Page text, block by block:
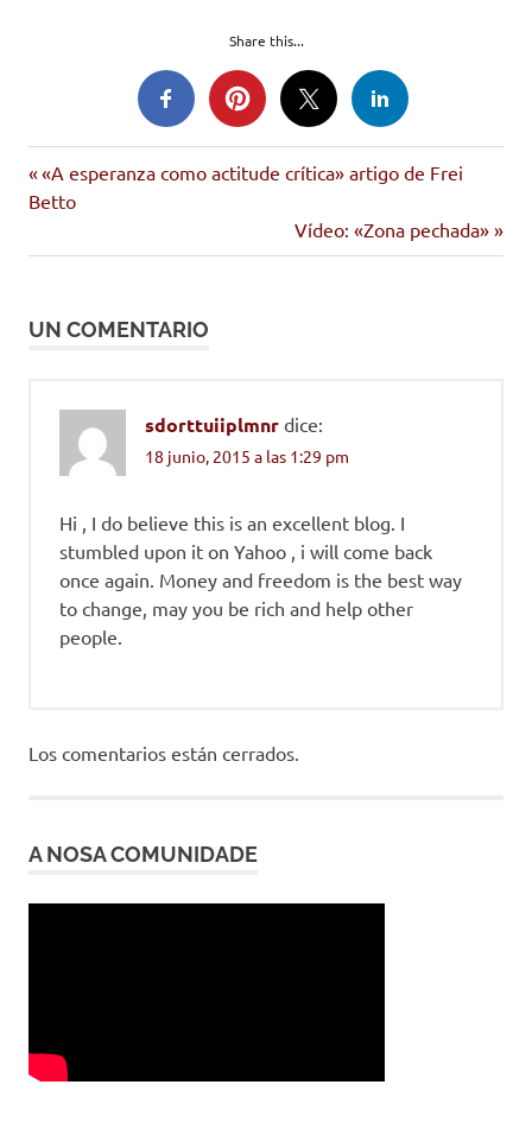
Share this...
Navegación
Entrada
anterior:
«A esperanza como actitude crítica» artigo de Frei
Betto
Siguiente
entrada:
Vídeo: «Zona pechada»
UN COMENTARIO
sdorttuiiplmnr dice:
18 junio, 2015 a las 1:29 pm
Hi , I do believe this is an excellent blog. I
stumbled upon it on Yahoo , i will come back
once again. Money and freedom is the best way
to change, may you be rich and help other
people.
Los comentarios están cerrados.
A NOSA COMUNIDADE